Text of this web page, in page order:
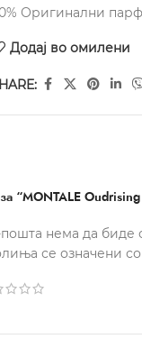
Оригинални
Додај во омилени
“MONTALE
нема да биде
се означени со